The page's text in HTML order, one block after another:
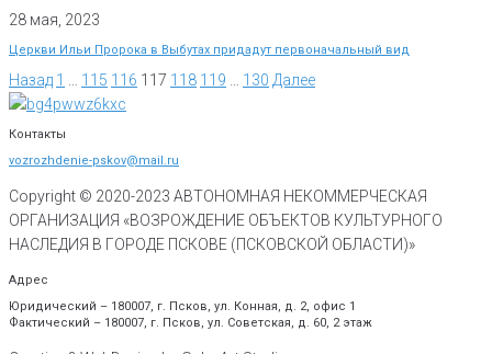
28 мая, 2023
Церкви Ильи Пророка в Выбутах придадут первоначальный вид
Назад 1 115 116 117 118 119 130 Далее
Контакты
vozrozhdenie-pskov@mail.ru
Copyright © 2020-2023 АВТОНОМНАЯ НЕКОММЕРЧЕСКАЯ
ОРГАНИЗАЦИЯ «ВОЗРОЖДЕНИЕ ОБЪЕКТОВ КУЛЬТУРНОГО
НАСЛЕДИЯ В ГОРОДЕ ПСКОВЕ (ПСКОВСКОЙ ОБЛАСТИ)»
Адрес
Юридический – 180007, г. Псков, ул. Конная, д. 2, офис 1
Фактический – 180007, г. Псков, ул. Советская, д. 60, 2 этаж